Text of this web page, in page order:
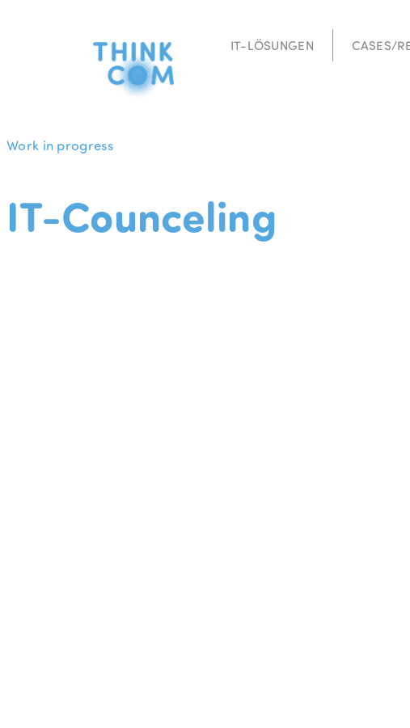
IT-LÖSUNGEN CASES/
Work in progress
IT-Counceling